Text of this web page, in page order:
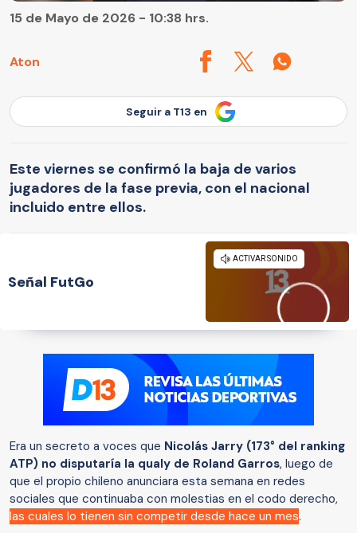
Aton
15 de Mayo de 2026 - 10:38 hrs.
Seguir a T13 en
Este viernes se confirmó la baja de varios
jugadores de la fase previa, con el nacional
incluido entre ellos.
Señal FutGo
Era un secreto a voces que Nicolás Jarry (173° del ranking
ATP) no disputaría la qualy de Roland Garros, luego de
que el propio chileno anunciara esta semana en redes
sociales que continuaba con molestias en el codo derecho,
las cuales lo tienen sin competir desde hace un mes.